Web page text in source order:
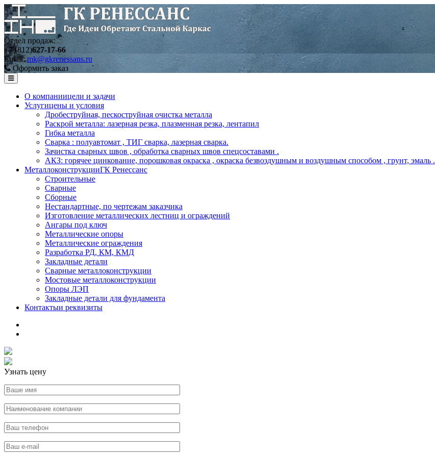
Отдел продаж:
+7 (812)627-17-66
Email:mk@gkrenessans.ru
Оформить заказ
О компаниицели и задачи
Услугицены и условия
Дробеструйная, пескоструйная очистка металла
Раскрой металла: лазерная резка, плазменная резка, лентапил
Гибка металла
Сварка : полуавтомат , ТИГ сварка, лазерная сварка.
Зачистка сварных швов , обработка сварных швов спецсоставами .
АКЗ: горячее цинкование, порошковая окраска , окраска безвоздушным и воздушным способом , грунт, эмаль .
МеталлоконструкцииГК Ренессанс
Строительные
Сварные
Сборные
Нестандартные, по чертежам заказчика
Изготовление металлических лестниц и ограждений
Ангары под ключ
Металлические опоры
Металлические ограждения
Разработка РД, КМ, КМД
Закладные детали
Сварные металлоконструкции
Мостовые металлоконструкции
Опоры ЛЭП
Закладные детали для фундамента
Контактыи реквизиты
Узнать цену